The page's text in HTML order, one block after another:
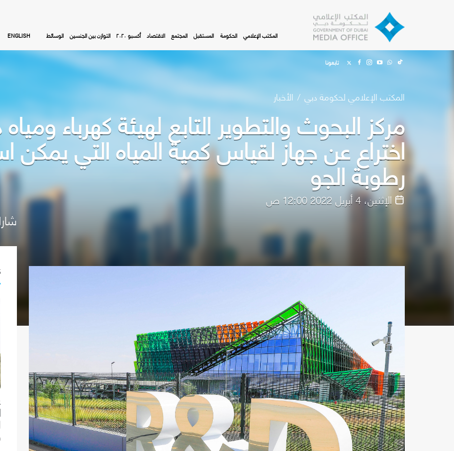
المكتب الإعلامي الحكومة المستقبل المجتمع الاقتصاد أكسبو ٢٠٢٠ التوازن بين الجنسين الوسائط ENGLISH
تابعونا
المكتب الإعلامي لحكومة دبي الأخبار
مركز البحوث والتطوير التابع لهيئة كهرباء
اختراع عن جهاز لقياس كمية المياه التي
رطوبة الجو
الإثنين، 4 أبريل 2022 12:00 ص